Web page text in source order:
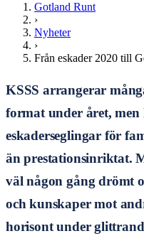
Gotland Runt
›
Nyheter
›
Från eskader 2020 till
KSSS arrangerar
format under året,
eskaderseglingar för
än prestationsinriktat.
väl någon gång drömt
och kunskaper mot
horisont under